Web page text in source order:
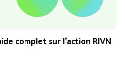
complet sur l’action RIVN